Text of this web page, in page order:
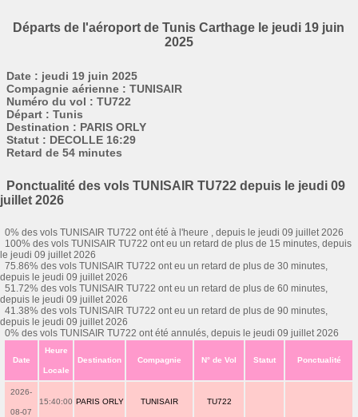
Départs de l'aéroport de Tunis Carthage le jeudi 19 juin
2025
Date : jeudi 19 juin 2025
Compagnie aérienne : TUNISAIR
Numéro du vol : TU722
Départ : Tunis
Destination : PARIS ORLY
Statut : DECOLLE 16:29
Retard de 54 minutes
Ponctualité des vols TUNISAIR TU722 depuis le jeudi 09
juillet 2026
0% des vols TUNISAIR TU722 ont été à l'heure , depuis le jeudi 09 juillet 2026
100% des vols TUNISAIR TU722 ont eu un retard de plus de 15 minutes, depuis
le jeudi 09 juillet 2026
75.86% des vols TUNISAIR TU722 ont eu un retard de plus de 30 minutes,
depuis le jeudi 09 juillet 2026
51.72% des vols TUNISAIR TU722 ont eu un retard de plus de 60 minutes,
depuis le jeudi 09 juillet 2026
41.38% des vols TUNISAIR TU722 ont eu un retard de plus de 90 minutes,
depuis le jeudi 09 juillet 2026
0% des vols TUNISAIR TU722 ont été annulés, depuis le jeudi 09 juillet 2026
Date
Heure
Locale
Destination Compagnie N° de Vol Statut Ponctualité
2026-
08-07
15:40:00 PARIS ORLY TUNISAIR TU722